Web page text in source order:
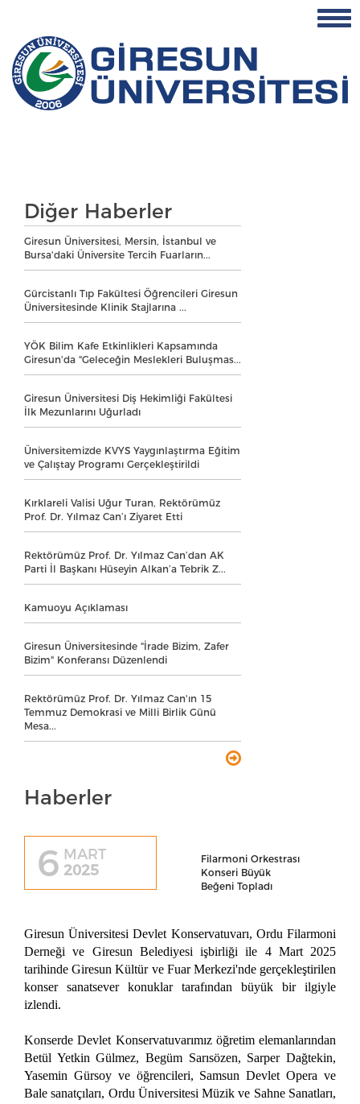
Diğer Haberler
Giresun Üniversitesi, Mersin, İstanbul ve
Bursa'daki Üniversite Tercih Fuarların...
Gürcistanlı Tıp Fakültesi Öğrencileri Giresun
Üniversitesinde Klinik Stajlarına ...
YÖK Bilim Kafe Etkinlikleri Kapsamında
Giresun'da "Geleceğin Meslekleri Buluşmas...
Giresun Üniversitesi Diş Hekimliği Fakültesi
İlk Mezunlarını Uğurladı
Üniversitemizde KVYS Yaygınlaştırma Eğitim
ve Çalıştay Programı Gerçekleştirildi
Kırklareli Valisi Uğur Turan, Rektörümüz
Prof. Dr. Yılmaz Can’ı Ziyaret Etti
Rektörümüz Prof. Dr. Yılmaz Can’dan AK
Parti İl Başkanı Hüseyin Alkan’a Tebrik Z...
Kamuoyu Açıklaması
Giresun Üniversitesinde "İrade Bizim, Zafer
Bizim" Konferansı Düzenlendi
Rektörümüz Prof. Dr. Yılmaz Can'ın 15
Temmuz Demokrasi ve Milli Birlik Günü
Mesa...
Haberler
6 MART
2025
Filarmoni Orkestrası
Konseri Büyük
Beğeni Topladı
Giresun Üniversitesi Devlet Konservatuvarı, Ordu Filarmoni
Derneği ve Giresun Belediyesi işbirliği ile 4 Mart 2025
tarihinde Giresun Kültür ve Fuar Merkezi'nde gerçekleştirilen
konser sanatsever konuklar tarafından büyük bir ilgiyle
izlendi.
Konserde Devlet Konservatuvarımız öğretim elemanlarından
Betül Yetkin Gülmez, Begüm Sarısözen, Sarper Dağtekin,
Yasemin Gürsoy ve öğrencileri, Samsun Devlet Opera ve
Bale sanatçıları, Ordu Üniversitesi Müzik ve Sahne Sanatları,